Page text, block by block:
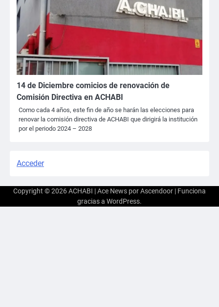
14 de Diciembre comicios de renovación de
Comisión Directiva en ACHABI
Como cada 4 años, este fin de año se harán las elecciones para
renovar la comisión directiva de ACHABI que dirigirá la institución
por el periodo 2024 – 2028
Acceder
Copyright © 2026ACHABI | Ace News porAscendoor | Funciona
gracias a WordPress.